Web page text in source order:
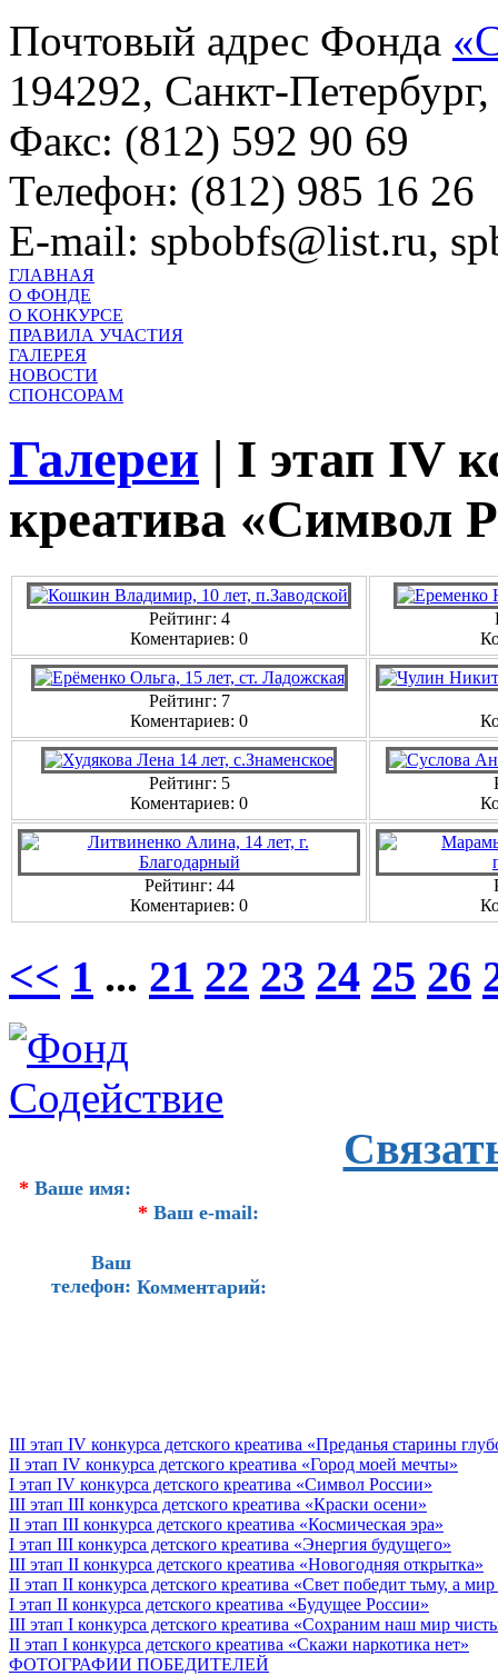
Почтовый адрес Фонда
194292, Санкт-
Факс: (812) 592 90 69
Телефон: (812) 985 16 26
E-mail: spbobfs@list.ru,
ГЛАВНАЯ
О ФОНДЕ
О КОНКУРСЕ
ПРАВИЛА УЧАСТИЯ
ГАЛЕРЕЯ
НОВОСТИ
СПОНСОРАМ
Галереи | I этап IV
креатива «Символ
Рейтинг: 4
Коментариев: 0
Рейтинг: 7
Коментариев: 0
Рейтинг: 5
Коментариев: 0
Рейтинг: 44
Коментариев: 0
<< 1 ... 21 22 23 24 25 26
* Ваше имя:
* Ваш e-mail:
Ваш
телефон: Комментарий:
III этап IV конкурса детского креатива «Преданья старины
II этап IV конкурса детского креатива «Город моей мечты»
I этап IV конкурса детского креатива «Символ России»
III этап III конкурса детского креатива «Краски осени»
II этап III конкурса детского креатива «Космическая эра»
I этап III конкурса детского креатива «Энергия будущего»
III этап II конкурса детского креатива «Новогодняя открытка»
II этап II конкурса детского креатива «Свет победит тьму, а
I этап II конкурса детского креатива «Будущее России»
III этап I конкурса детского креатива «Сохраним наш мир
II этап I конкурса детского креатива «Скажи наркотика нет»
ФОТОГРАФИИ ПОБЕДИТЕЛЕЙ